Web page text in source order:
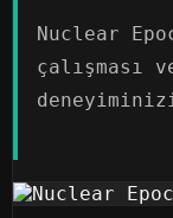
Nuclear
çalışması